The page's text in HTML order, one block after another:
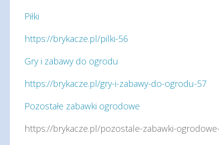
Piłki
https://brykacze.pl/pilki-56
Gry i zabawy do ogrodu
https://brykacze.pl/gry-i-zabawy-do-ogrodu-57
Pozostałe zabawki ogrodowe
https://brykacze.pl/pozostale-zabawki-